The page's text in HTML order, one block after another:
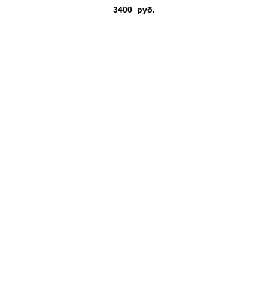
3400 руб.